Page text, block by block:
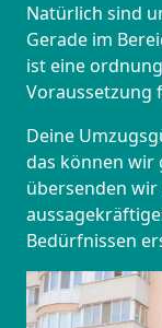
Natürlich sind
Gerade im
ist eine
Voraussetzung
Deine
das können wir
übersenden
Bedürfnissen